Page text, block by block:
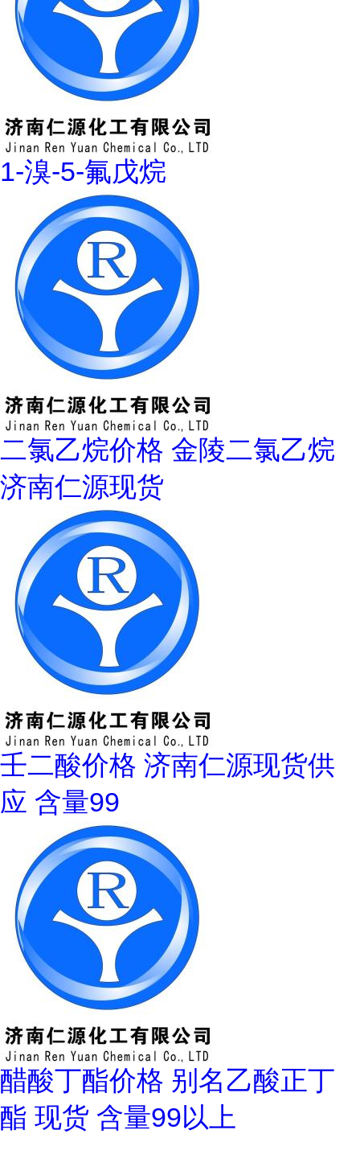
1-溴-5-氟戊烷
二氯乙烷价格 金陵二氯乙烷
济南仁源现货
壬二酸价格 济南仁源现货供
应 含量99
醋酸丁酯价格 别名乙酸正丁
酯 现货 含量99以上